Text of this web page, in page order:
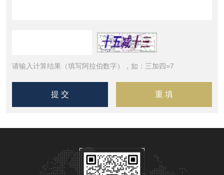
请输入计算结果（填写阿拉伯数字），如：三加四=7